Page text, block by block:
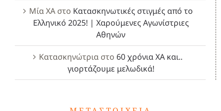
Μία ΧΑστο Κατασκηνωτικές στιγμές από το
Ελληνικό 2025! | Χαρούμενες Αγωνίστριες
Αθηνών
Κατασκηνώτρια στο 60 χρόνια ΧΑ και..
γιορτάζουμε μελωδικά!